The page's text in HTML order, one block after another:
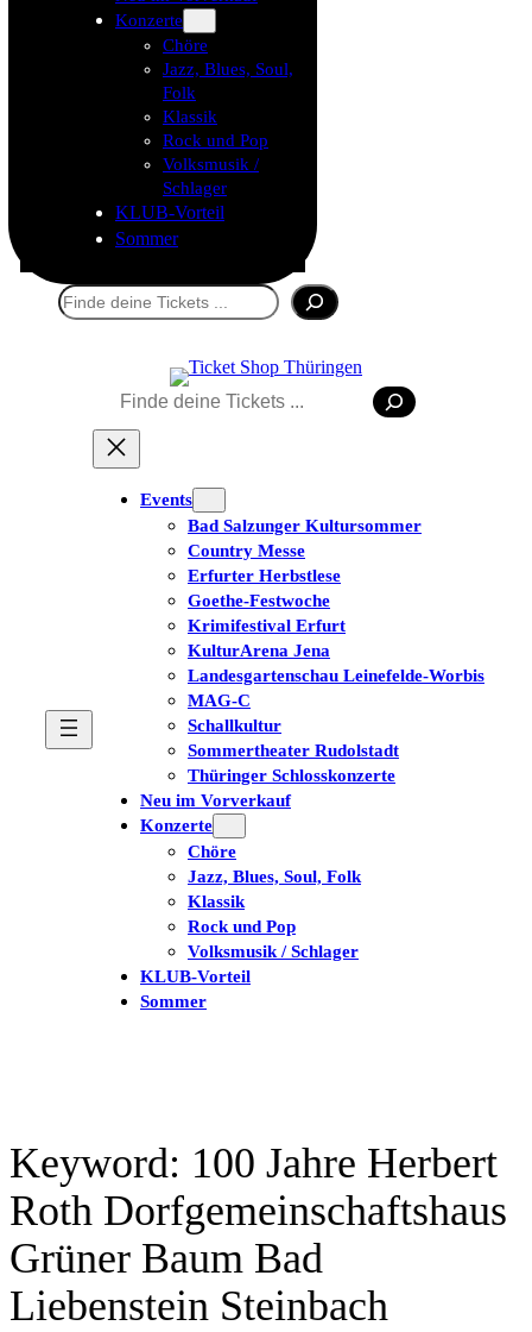
Konzerte
Chöre
Jazz, Blues, Soul,
Folk
Klassik
Rock und Pop
Volksmusik /
Schlager
KLUB-Vorteil
Sommer
Suchen
Suchen
Events
Bad Salzunger Kultursommer
Country Messe
Erfurter Herbstlese
Goethe-Festwoche
Krimifestival Erfurt
KulturArena Jena
Landesgartenschau Leinefelde-Worbis
MAG-C
Schallkultur
Sommertheater Rudolstadt
Thüringer Schlosskonzerte
Neu im Vorverkauf
Konzerte
Chöre
Jazz, Blues, Soul, Folk
Klassik
Rock und Pop
Volksmusik / Schlager
KLUB-Vorteil
Sommer
Keyword: 100 Jahre Herbert
Roth Dorfgemeinschaftshaus
Grüner Baum Bad
Liebenstein Steinbach